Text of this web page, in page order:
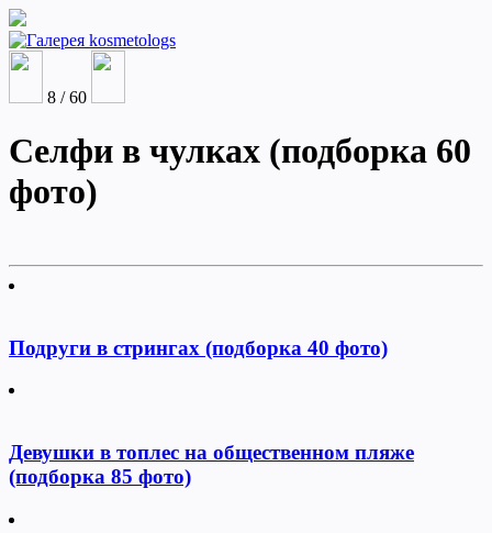
8 / 60
Селфи в чулках (подборка 60
фото)
Подруги в стрингах (подборка 40 фото)
Девушки в топлес на общественном пляже
(подборка 85 фото)